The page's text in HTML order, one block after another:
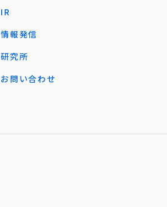
IR
情報発信
研究所
お問い合わせ